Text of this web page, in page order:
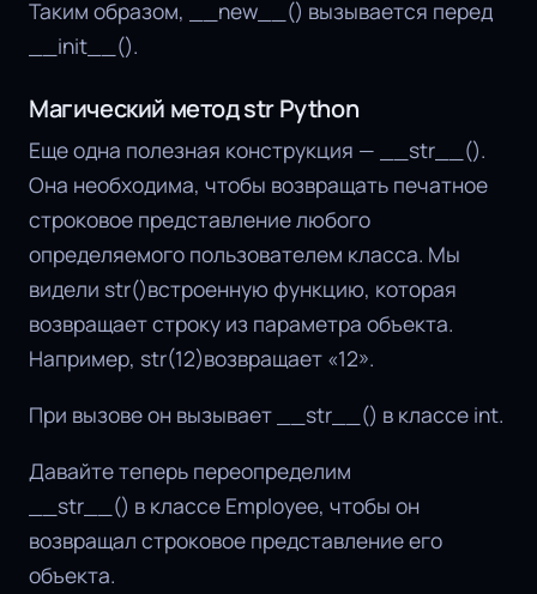
Таким образом, __new__() вызывается перед
__init__().
Магический метод str Python
Еще одна полезная конструкция — __str__().
Она необходима, чтобы возвращать печатное
строковое представление любого
определяемого пользователем класса. Мы
видели str()встроенную функцию, которая
возвращает строку из параметра объекта.
Например, str(12)возвращает «12».
При вызове он вызывает __str__() в классе int.
Давайте теперь переопределим
__str__() в классе Employee, чтобы он
возвращал строковое представление его
объекта.